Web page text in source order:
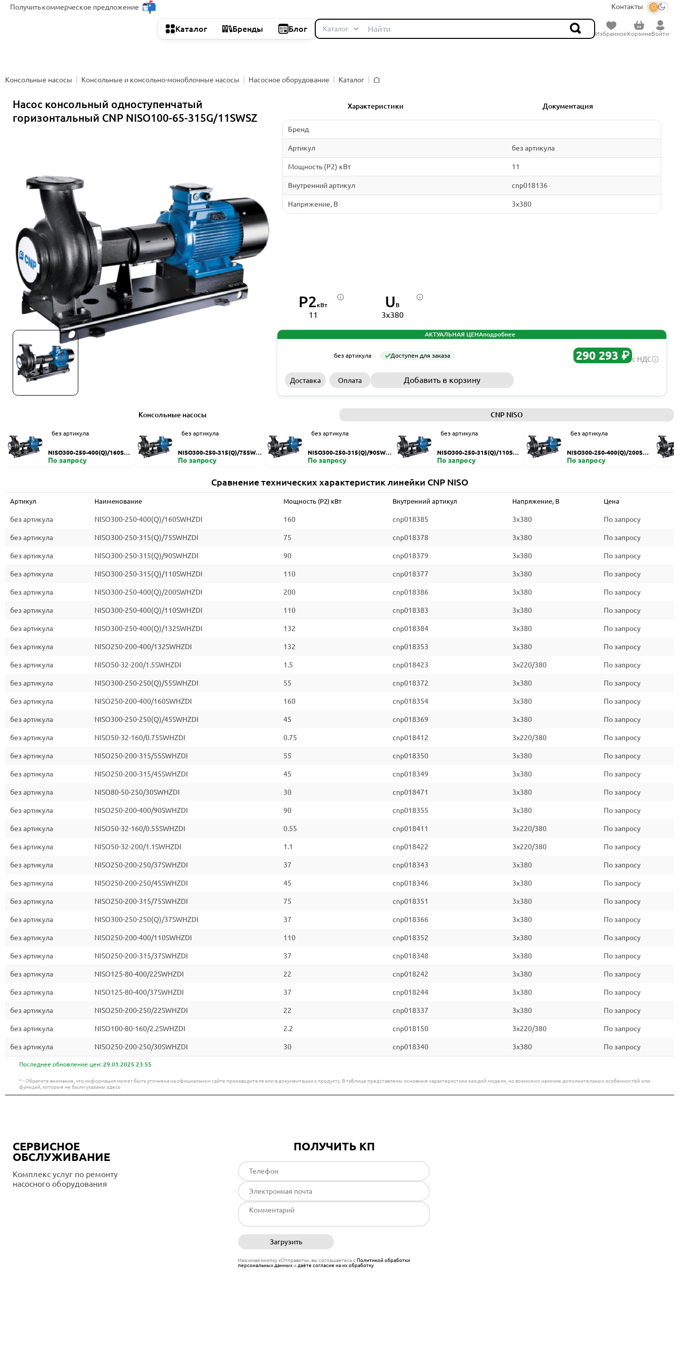
Получитькоммерческое предложение Контакты
Каталог Бренды Блог
ИзбранноеКорзинаВойти
Консольные насосы Консольные и консольно-моноблочные насосы Насосное оборудование
Каталог
Насос консольный одноступенчатый
горизонтальный CNP NISO100-65-315G/11SWSZ
Характеристики Документация
Бренд
Артикул без артикула
Мощность (P2) кВт 11
Внутренний артикул cnp018136
Напряжение, В 3x380
P2кВт
11
U В
3x380
АКТУАЛЬНАЯ ЦЕНАподробнее
без артикула Доступен для заказа 290 293 ₽ с НДС
Доставка Оплата Добавить в корзину
Консольные насосы CNP NISO
без артикула
NISO300-250-400(Q)/160SW
HZDI
По запросу
без артикула
NISO300-250-315(Q)/75SWH
ZDI
По запросу
без артикула
NISO300-250-315(Q)/90SWH
ZDI
По запросу
без артикула
NISO300-250-315(Q)/110SW
HZDI
По запросу
без артикула
NISO300-250-400(Q)/200SW
HZDI
По запросу
Сравнение технических характеристик линейки CNP NISO
Артикул Наименование Мощность (P2) кВт Внутренний артикул Напряжение, В Цена
без артикула NISO300-250-400(Q)/160SWHZDI 160 cnp018385 3x380 По запросу
без артикула NISO300-250-315(Q)/75SWHZDI 75 cnp018378 3x380 По запросу
без артикула NISO300-250-315(Q)/90SWHZDI 90 cnp018379 3x380 По запросу
без артикула NISO300-250-315(Q)/110SWHZDI 110 cnp018377 3x380 По запросу
без артикула NISO300-250-400(Q)/200SWHZDI 200 cnp018386 3x380 По запросу
без артикула NISO300-250-400(Q)/110SWHZDI 110 cnp018383 3x380 По запросу
без артикула NISO300-250-400(Q)/132SWHZDI 132 cnp018384 3x380 По запросу
без артикула NISO250-200-400/132SWHZDI 132 cnp018353 3x380 По запросу
без артикула NISO50-32-200/1.5SWHZDI 1.5 cnp018423 3x220/380 По запросу
без артикула NISO300-250-250(Q)/55SWHZDI 55 cnp018372 3x380 По запросу
без артикула NISO250-200-400/160SWHZDI 160 cnp018354 3x380 По запросу
без артикула NISO300-250-250(Q)/45SWHZDI 45 cnp018369 3x380 По запросу
без артикула NISO50-32-160/0.75SWHZDI 0.75 cnp018412 3x220/380 По запросу
без артикула NISO250-200-315/55SWHZDI 55 cnp018350 3x380 По запросу
без артикула NISO250-200-315/45SWHZDI 45 cnp018349 3x380 По запросу
без артикула NISO80-50-250/30SWHZDI 30 cnp018471 3x380 По запросу
без артикула NISO250-200-400/90SWHZDI 90 cnp018355 3x380 По запросу
без артикула NISO50-32-160/0.55SWHZDI 0.55 cnp018411 3x220/380 По запросу
без артикула NISO50-32-200/1.1SWHZDI 1.1 cnp018422 3x220/380 По запросу
без артикула NISO250-200-250/37SWHZDI 37 cnp018343 3x380 По запросу
без артикула NISO250-200-250/45SWHZDI 45 cnp018346 3x380 По запросу
без артикула NISO250-200-315/75SWHZDI 75 cnp018351 3x380 По запросу
без артикула NISO300-250-250(Q)/37SWHZDI 37 cnp018366 3x380 По запросу
без артикула NISO250-200-400/110SWHZDI 110 cnp018352 3x380 По запросу
без артикула NISO250-200-315/37SWHZDI 37 cnp018348 3x380 По запросу
без артикула NISO125-80-400/22SWHZDI 22 cnp018242 3x380 По запросу
без артикула NISO125-80-400/37SWHZDI 37 cnp018244 3x380 По запросу
без артикула NISO250-200-250/22SWHZDI 22 cnp018337 3x380 По запросу
без артикула NISO100-80-160/2.2SWHZDI 2.2 cnp018150 3x220/380 По запросу
без артикула NISO250-200-250/30SWHZDI 30 cnp018340 3x380 По запросу
Последнее обновление цен: 29.01.2025 23:55
* - Обратите внимание, что информация может быть уточнена на официальном сайте производителя или в документации к продукту. В таблице представлены основные характеристики каждой модели, но возможно наличие дополнительных особенностей или
функций, которые не были указаны здесь
СЕРВИСНОЕ
ОБСЛУЖИВАНИЕ
Комплекс услуг по ремонту
насосного оборудования
ПОЛУЧИТЬ КП
Загрузить
Нажимая кнопку «Отправить», вы соглашаетесь сПолитикой обработки
персональных данныхи даёте согласие на их обработку